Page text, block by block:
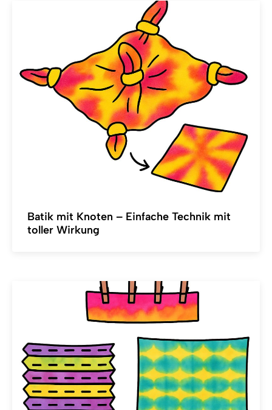
Batik mit Knoten – Einfache Technik mit
toller Wirkung